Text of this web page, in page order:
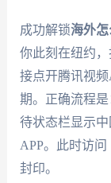
成功解锁海外
你此刻在纽约
接点开腾讯视
期。正确流程是
待状态栏显示
APP。此时访
封印。